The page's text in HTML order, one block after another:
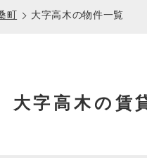
町 大字高木の物件一覧
大字高木の賃